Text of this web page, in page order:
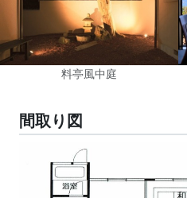
料亭風中庭
間取り図